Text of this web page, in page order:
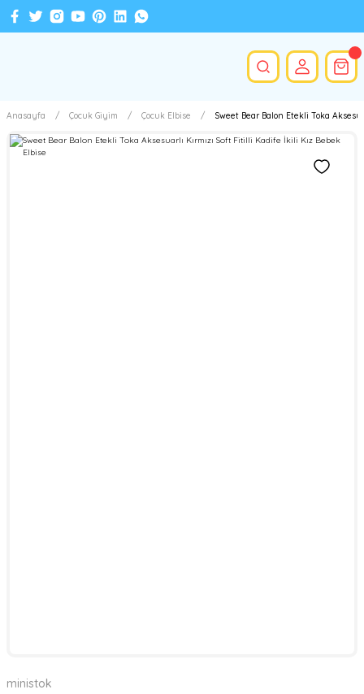
Anasayfa Çocuk Giyim Çocuk Elbise Sweet Bear Balon Etekli Toka
ministok